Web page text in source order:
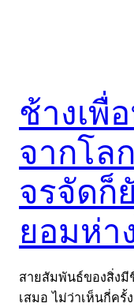
ช้างเพื่
จากโล
จรจัดก็
ยอมห่า
สายสัมพันธ์ของสิ่งมี
เสมอ ไม่ว่าเห็นกี่ครั้